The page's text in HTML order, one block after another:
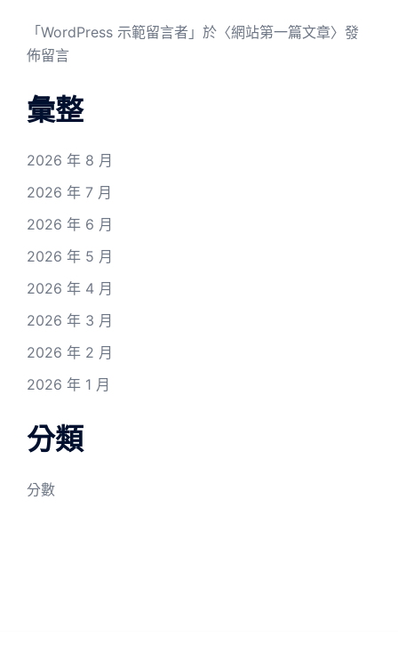
「 WordPress 示範留言者 」於〈網站第一篇文章〉發
佈留言
彙整
2026 年 8 月
2026 年 7 月
2026 年 6 月
2026 年 5 月
2026 年 4 月
2026 年 3 月
2026 年 2 月
2026 年 1 月
分類
分數